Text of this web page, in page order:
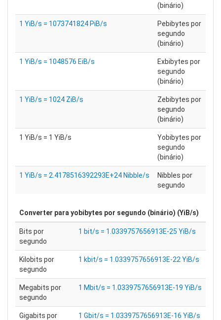
(binário)
1 YiB/s = 1073741824 PiB/s
Pebibytes por
segundo
(binário)
1 YiB/s = 1048576 EiB/s
Exbibytes por
segundo
(binário)
1 YiB/s = 1024 ZiB/s
Zebibytes por
segundo
(binário)
1 YiB/s = 1 YiB/s
Yobibytes por
segundo
(binário)
1 YiB/s = 2.4178516392293E+24 Nibble/s
Nibbles por
segundo
Converter para yobibytes por segundo (binário) (YiB/s)
Bits por
segundo
1 bit/s = 1.0339757656913E-25 YiB/s
Kilobits por
segundo
1 kbit/s = 1.0339757656913E-22 YiB/s
Megabits por
segundo
1 Mbit/s = 1.0339757656913E-19 YiB/s
Gigabits por
1 Gbit/s = 1.0339757656913E-16 YiB/s